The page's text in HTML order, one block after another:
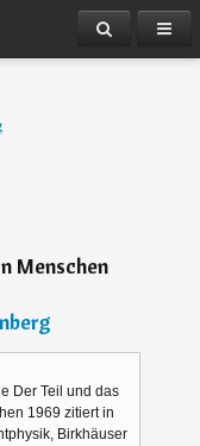
Menschen
Der Teil und das
1969 zitiert in
Birkhäuser